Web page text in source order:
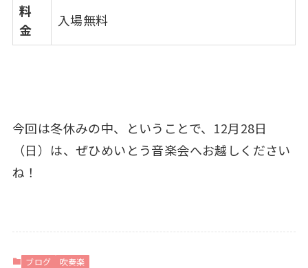
料
金
入場無料
今回は冬休みの中、ということで、12月28日
（日）は、ぜひめいとう音楽会へお越しください
ね！
ブログ
吹奏楽